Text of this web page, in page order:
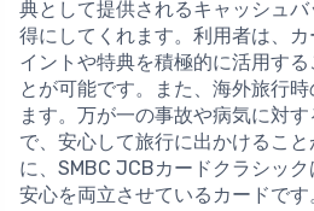
典として提供されるキャッシュ
得にしてくれます。利用者は、
イントや特典を積極的に活用す
とが可能です。また、海外旅行
ます。万が一の事故や病気に対
で、安心して旅行に出かけるこ
に、SMBC JCBカードクラシッ
安心を両立させているカードです